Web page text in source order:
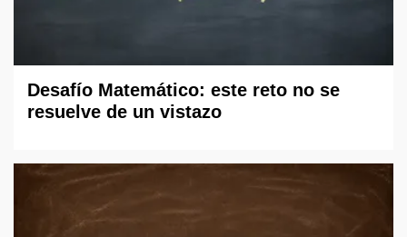
Desafío Matemático: este reto no se
resuelve de un vistazo